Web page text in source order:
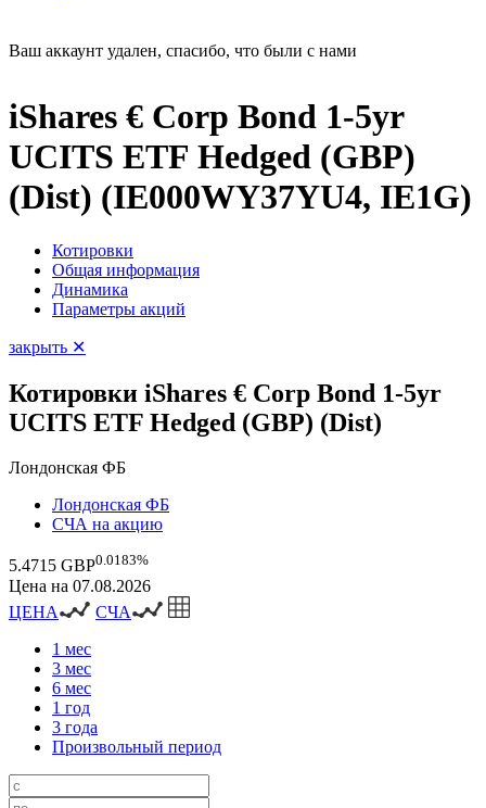
Ваш аккаунт удален, спасибо, что были с нами
iShares € Corp Bond 1-5yr
UCITS ETF Hedged (GBP)
(Dist) (IE000WY37YU4, IE1G)
Котировки
Общая информация
Динамика
Параметры акций
закрыть ✕
Котировки iShares € Corp Bond 1-5yr
UCITS ETF Hedged (GBP) (Dist)
Лондонская ФБ
Лондонская ФБ
СЧА на акцию
5.4715 GBP0.0183%
Цена на 07.08.2026
ЦЕНА
СЧА
1 мес
3 мес
6 мес
1 год
3 года
Произвольный период